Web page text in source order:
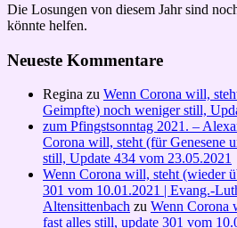
Die Losungen von diesem Jahr sind
könnte helfen.
Neueste Kommentare
Regina zu Wenn Corona will,
Geimpfte) noch weniger still,
zum Pfingstsonntag 2021. –
Corona will, steht (für Genesene
still, Update 434 vom 23.05.2021
Wenn Corona will, steht (wieder
301 vom 10.01.2021 | Evang.-
Altensittenbach zu Wenn Corona
fast alles still, update 301 vom